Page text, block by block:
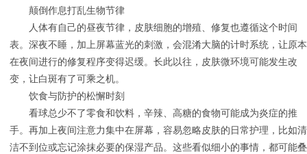
颠倒作息打乱生物节律
人体有自己的昼夜节律，皮肤细胞的增殖、修复也遵循这个时间
表。深夜不睡，加上屏幕蓝光的刺激，会混淆大脑的计时系统，让原本
在夜间进行的修复程序变得迟缓。长此以往，皮肤微环境可能发生改
变，让白斑有了可乘之机。
饮食与防护的松懈时刻
看球总少不了零食和饮料，辛辣、高糖的食物可能成为炎症的推
手。再加上夜间注意力集中在屏幕，容易忽略皮肤的日常护理，比如清
洁不到位或忘记涂抹必要的保湿产品。这些看似细小的事情，都可能叠